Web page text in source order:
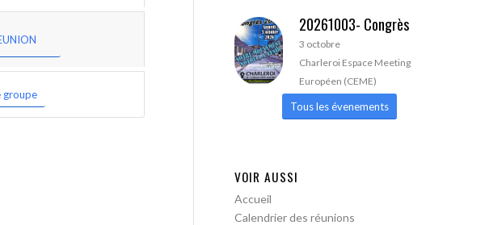
groupe
20261003- Congrès
3 octobre
Charleroi Espace Meeting
Européen (CEME)
Tous les évenements
VOIR AUSSI
Accueil
Calendrier des réunions